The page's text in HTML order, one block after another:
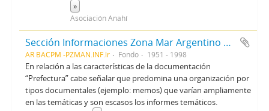
»
Asociación Anahí
Sección Informaciones Zona Mar Argentino Norte del Servicio de Inteligencia de Prefectura
AR BACPM -PZMAN.INF.lr Fondo 1951 - 1998
En relación a las características de la documentación
“Prefectura” cabe señalar que predomina una organización por
tipos documentales (ejemplo: memos) que varían ampliamente
en las temáticas y son escasos los informes temáticos.